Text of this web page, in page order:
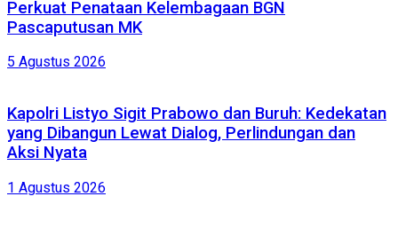
Perkuat Penataan Kelembagaan BGN
Pascaputusan MK
5 Agustus 2026
Kapolri Listyo Sigit Prabowo dan Buruh: Kedekatan
yang Dibangun Lewat Dialog, Perlindungan dan
Aksi Nyata
1 Agustus 2026